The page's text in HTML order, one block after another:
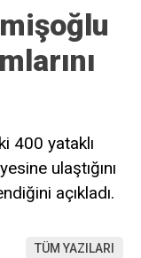
400 yataklı
ulaştığını
açıkladı.
TÜM YAZILARI